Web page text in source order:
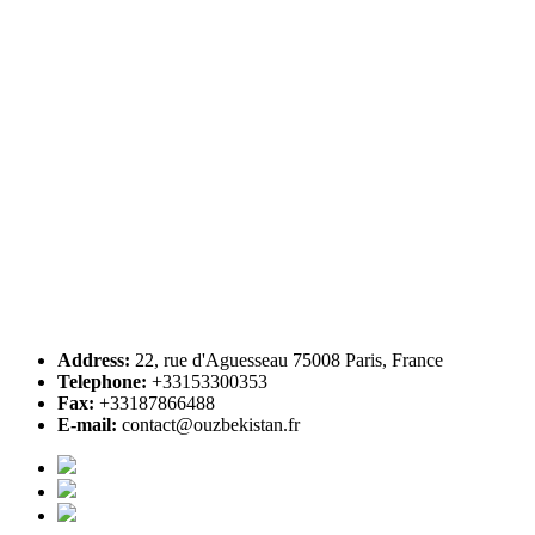
Address: 22, rue d'Aguesseau 75008 Paris, France
Telephone: +33153300353
Fax: +33187866488
E-mail: contact@ouzbekistan.fr